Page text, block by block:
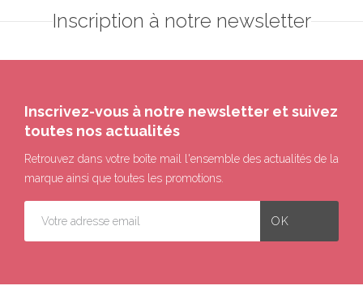
Inscription à notre newsletter
Inscrivez-vous à notre newsletter et suivez
toutes nos actualités
Retrouvez dans votre boîte mail l'ensemble des actualités de la
marque ainsi que toutes les promotions.